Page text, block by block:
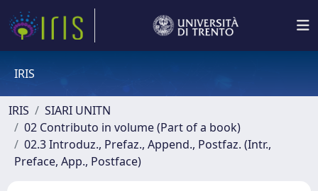
IRIS
IRIS
SIARI UNITN
02 Contributo in volume (Part of a book)
02.3 Introduz., Prefaz., Append., Postfaz. (Intr.,
Preface, App., Postface)